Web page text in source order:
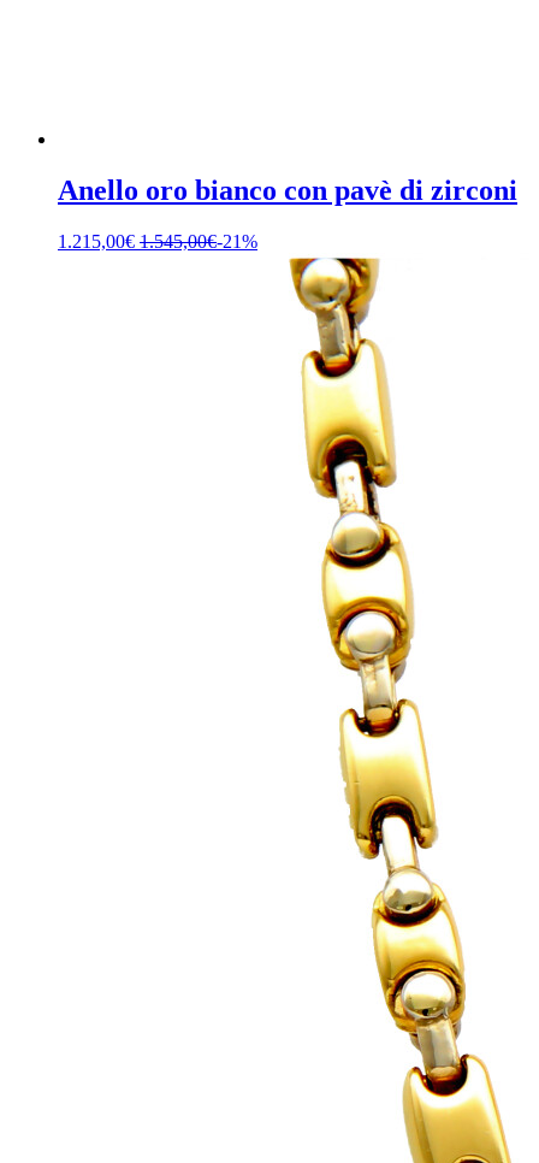
Anello oro bianco con pavè di zirconi
1.215,00€ 1.545,00€-21%